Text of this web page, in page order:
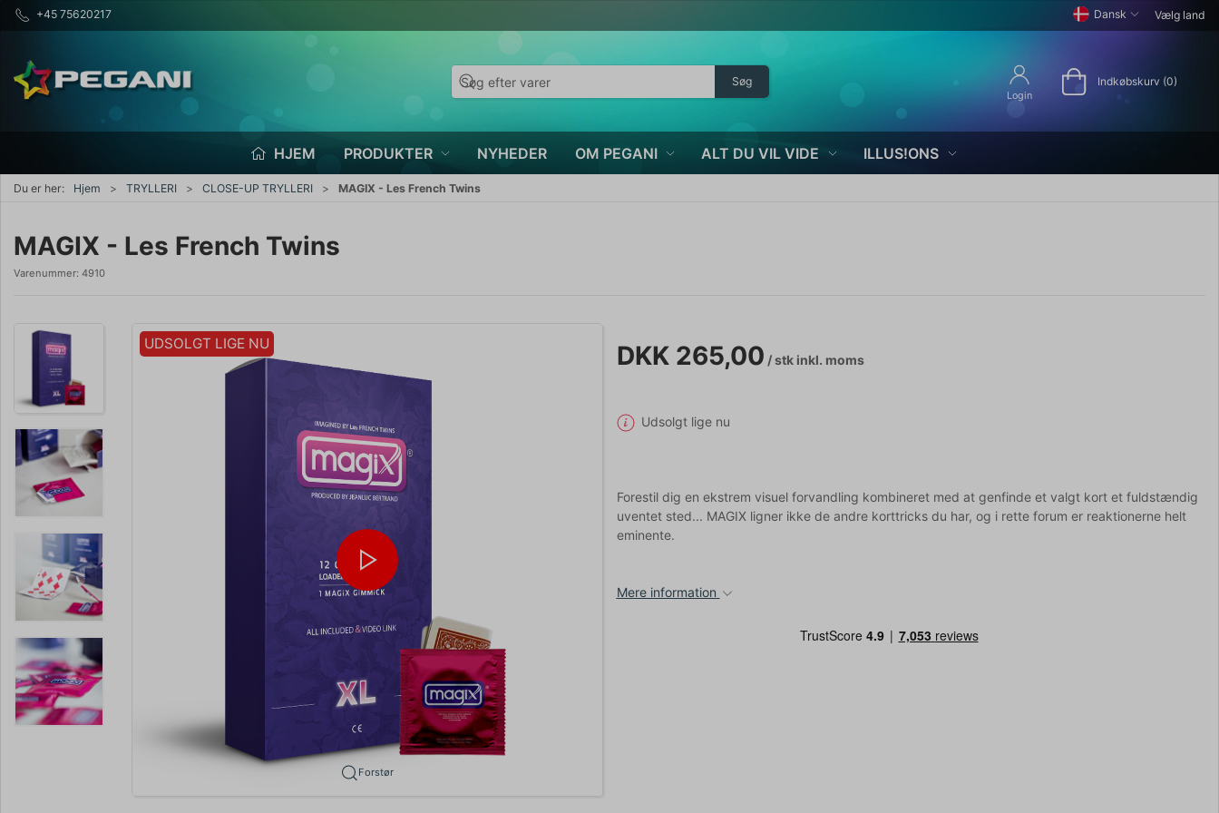
+45 75620217 Dansk Vælg land
Søg
Login
Indkøbskurv (0)
HJEM PRODUKTER NYHEDER OM PEGANI ALT DU VIL VIDE ILLUS!ONS
Du er her: Hjem TRYLLERI CLOSE-UP TRYLLERI MAGIX - Les French Twins
MAGIX - Les French Twins
Varenummer: 4910
UDSOLGT LIGE NU
Forstør
DKK 265,00 / stkinkl. moms
Udsolgt lige nu
Forestil dig en ekstrem visuel forvandling kombineret med at genfinde et valgt kort et fuldstændig
uventet sted... MAGIX ligner ikke de andre korttricks du har, og i rette forum er reaktionerne helt
eminente.
Mere information